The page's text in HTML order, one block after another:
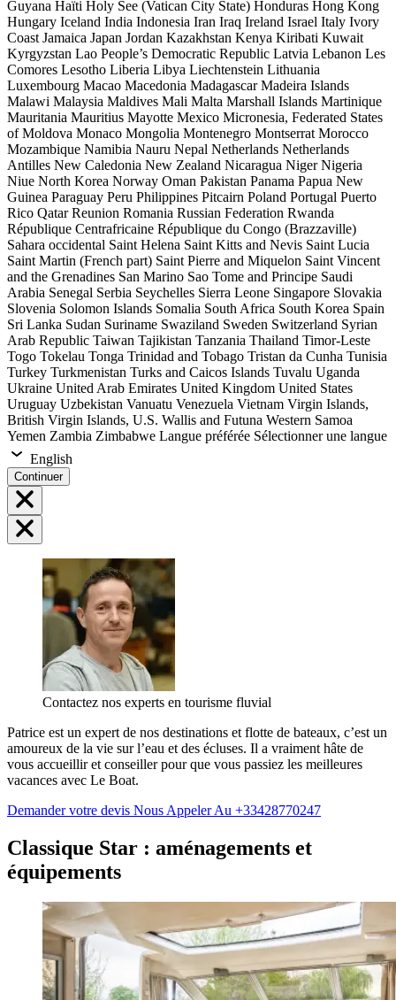
Guyana Haïti Holy See (Vatican City State) Honduras Hong Kong
Hungary Iceland India Indonesia Iran Iraq Ireland Israel Italy Ivory
Coast Jamaica Japan Jordan Kazakhstan Kenya Kiribati Kuwait
Kyrgyzstan Lao People’s Democratic Republic Latvia Lebanon Les
Comores Lesotho Liberia Libya Liechtenstein Lithuania
Luxembourg Macao Macedonia MadagascarMadeira Islands
Malawi Malaysia Maldives Mali Malta Marshall Islands Martinique
Mauritania Mauritius Mayotte Mexico Micronesia, Federated States
ofMoldova Monaco Mongolia Montenegro Montserrat Morocco
Mozambique Namibia Nauru Nepal Netherlands Netherlands
Antilles New Caledonia New Zealand Nicaragua NigerNigeria
Niue North Korea Norway Oman Pakistan Panama Papua New
Guinea Paraguay Peru Philippines Pitcairn Poland Portugal Puerto
Rico QatarReunion Romania Russian Federation Rwanda
République Centrafricaine République du Congo (Brazzaville)
Sahara occidental Saint Helena Saint Kitts and Nevis Saint Lucia
Saint Martin (French part) Saint Pierre and Miquelon Saint Vincent
and the Grenadines San Marino Sao Tome and Principe Saudi
Arabia Senegal Serbia Seychelles Sierra Leone Singapore Slovakia
Slovenia Solomon Islands Somalia South Africa South Korea Spain
Sri Lanka Sudan Suriname Swaziland Sweden Switzerland Syrian
Arab Republic Taiwan Tajikistan Tanzania Thailand Timor-Leste
Togo Tokelau Tonga Trinidad and Tobago Tristan da Cunha Tunisia
Turkey Turkmenistan Turks and Caicos Islands Tuvalu Uganda
Ukraine United Arab Emirates United Kingdom United States
Uruguay Uzbekistan Vanuatu Venezuela Vietnam Virgin Islands,
British Virgin Islands, U.S. Wallis and Futuna Western Samoa
Yemen Zambia Zimbabwe Langue préférée Sélectionner une langue
English
Continuer
Contactez nos experts en tourisme fluvial
Patrice est un expert de nos destinations et flotte de bateaux, c’est un
amoureux de la vie sur l’eau et des écluses. Il a vraiment hâte de
vous accueillir et conseiller pour que vous passiez les meilleures
vacances avec Le Boat.
Demander votre devis Nous Appeler Au +33428770247
Classique Star : aménagements et
équipements